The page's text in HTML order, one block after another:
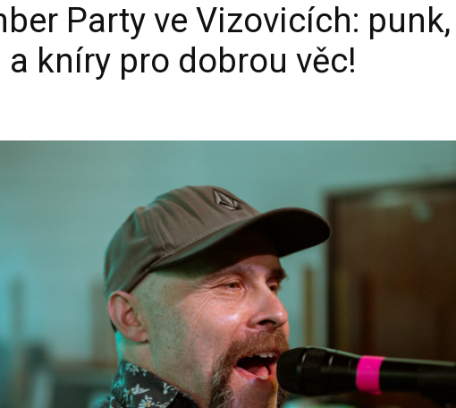
Party ve Vizovicích: punk,
kníry pro dobrou věc!